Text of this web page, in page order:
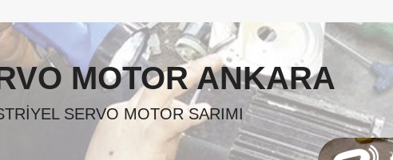
MOTOR ANKARA
SERVO MOTOR SARIMI